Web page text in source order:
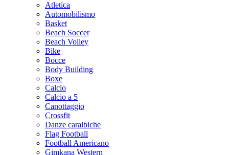
Atletica
Automobilismo
Basket
Beach Soccer
Beach Volley
Bike
Bocce
Body Building
Boxe
Calcio
Calcio a 5
Canottaggio
Crossfit
Danze caraibiche
Flag Football
Football Americano
Gimkana Western